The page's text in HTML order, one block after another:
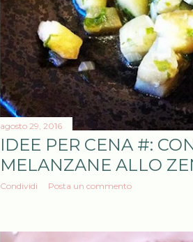
agosto 29, 2016
IDEE PER CENA #:
MELANZANE ALLO
Condividi Posta un commento